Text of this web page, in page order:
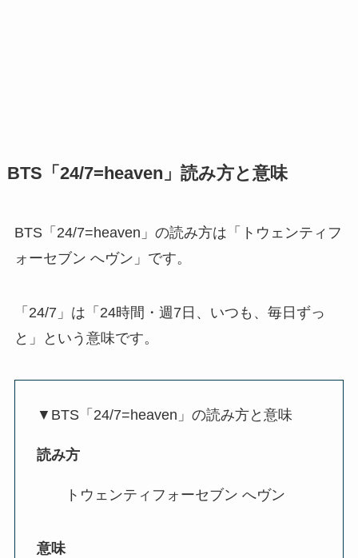
BTS「24/7=heaven」読み方と意味
BTS「24/7=heaven」の読み方は「トウェンティフ
ォーセブン へヴン」です。
「24/7」は「24時間・週7日、いつも、毎日ずっ
と」という意味です。
▼BTS「24/7=heaven」の読み方と意味
読み方
トウェンティフォーセブン へヴン
意味